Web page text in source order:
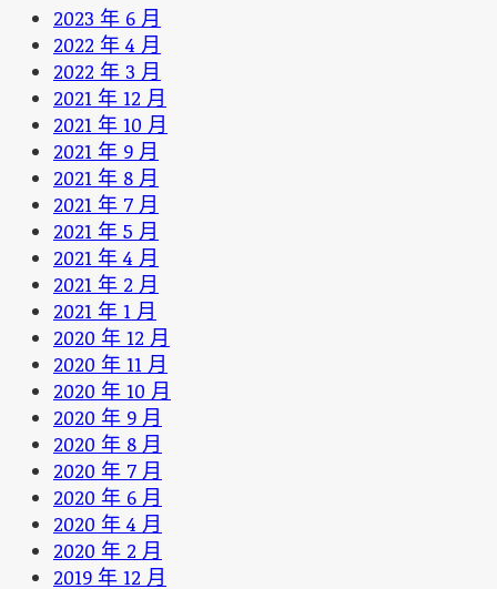
2023 年 6 月
2022 年 4 月
2022 年 3 月
2021 年 12 月
2021 年 10 月
2021 年 9 月
2021 年 8 月
2021 年 7 月
2021 年 5 月
2021 年 4 月
2021 年 2 月
2021 年 1 月
2020 年 12 月
2020 年 11 月
2020 年 10 月
2020 年 9 月
2020 年 8 月
2020 年 7 月
2020 年 6 月
2020 年 4 月
2020 年 2 月
2019 年 12 月